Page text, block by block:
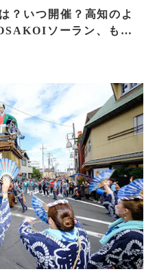
？いつ開催？高知のよ
ソーラン、もう